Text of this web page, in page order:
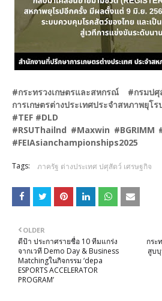
#กระทรวงเกษตรและสหกรณ์ #กรมป
การเกษตรต่างประเทศประจำสหภาพยุ
#TEF #DLD
#RSUThailnd #Maxwin #BGRIMM
#FEIAsianchampionships2025
Tags: ภาครัฐ ต่างประเทศ ปศุสัตว์ เศรษฐกิจ
กระ
สูบบุ
OLDER
ดีป้า ประกาศรายชื่อ 10 ทีมแกร่ง
จากเวที Demo Day & Business
Matchingในกิจกรรม ‘depa
ESPORTS ACCELERATOR
PROGRAM’